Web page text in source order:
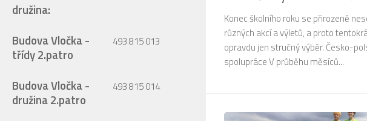
Konec školního roku se přirozeně
různých akcí a výletů, a proto
opravdu jen stručný výběr. Česko-
spolupráce V průběhu měsíců...
družina:
Budova Vločka -
třídy 2.patro
493 815 013
Budova Vločka -
družina 2.patro
493 815 014